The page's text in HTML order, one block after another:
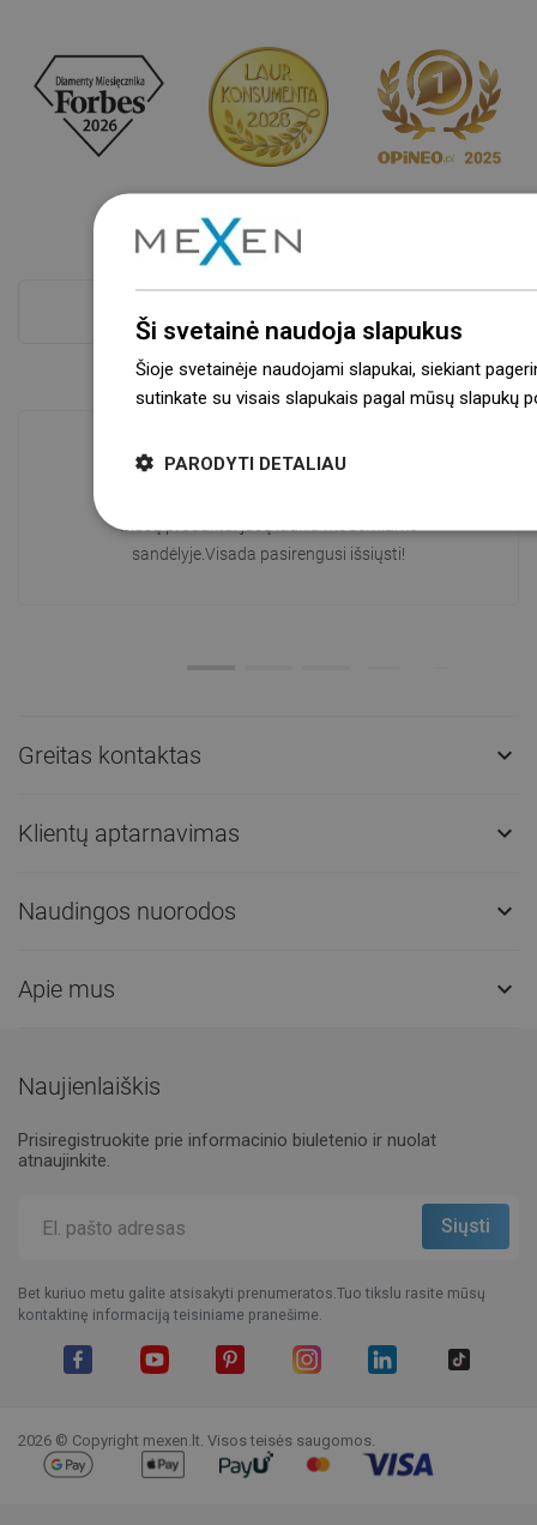
Mūsų produktai jūsų laukia moderniame
sandėlyje.Visada pasirengusi išsiųsti!
Greitas kontaktas 
Klientų aptarnavimas 
Naudingos nuorodos 
Apie mus 
Naujienlaiškis
Prisiregistruokite prie informacinio biuletenio ir nuolat
atnaujinkite.
Bet kuriuo metu galite atsisakyti prenumeratos.Tuo tikslu rasite mūsų
kontaktinę informaciją teisiniame pranešime.
2026 © Copyright mexen.lt. Visos teisės saugomos.
Ši svetainė naudoja slapukus
Šioje svetainėje naudojami slapukai, siekiant
sutinkate su visais slapukais pagal mūsų slapukų
PARODYTI DETALIAU